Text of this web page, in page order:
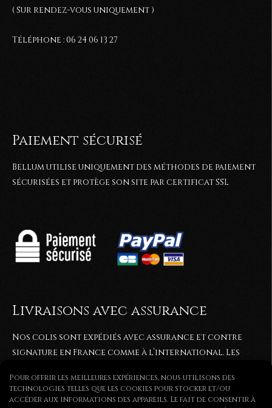
Pour offrir les meilleures expériences, nous utilisons des
technologies telles que les cookies pour stocker et/ou
accéder aux informations des appareils. Le fait de consentir à
( Sur rendez-vous uniquement )
Téléphone : 06 24 06 13 27
Paiement sécurisé
Bellum utilise uniquement des méthodes de paiement
sécurisées et protège son site par certificat SSL
Livraisons avec assurance
Nos colis sont expédiés avec assurance et contre
signature en France comme à l’international. Les
5 jours après réception du paiement. Elles sont
expédiées via colissimo ou par lettre recommandée.